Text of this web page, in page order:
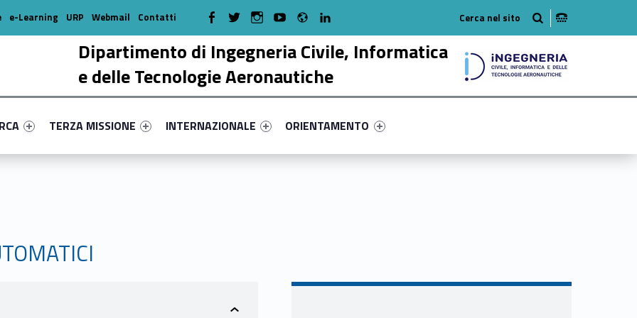
Dipartimento di Ingegneria Civile, Informatica
e delle Tecnologie Aeronautiche
primary-31194-17
#link-menu-primary-81466-38
Link identifier #link-menu-primary-13089-51
TERZA MISSIONE
Link identifier #link-menu-primary-95746-58
INTERNAZIONALE
Link identifier #link-menu-primary-44605-68
ORIENTAMENTO
e-Learning URP Webmail Contatti WebMan on Facebook
WebMan on TwitterWebMan on Instagram
WebMan on Youtube
Radio